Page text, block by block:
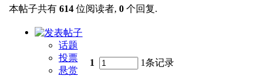
本帖子共有 614 位阅读者, 0 个回复.
话题
投票
悬赏
1 1条记录